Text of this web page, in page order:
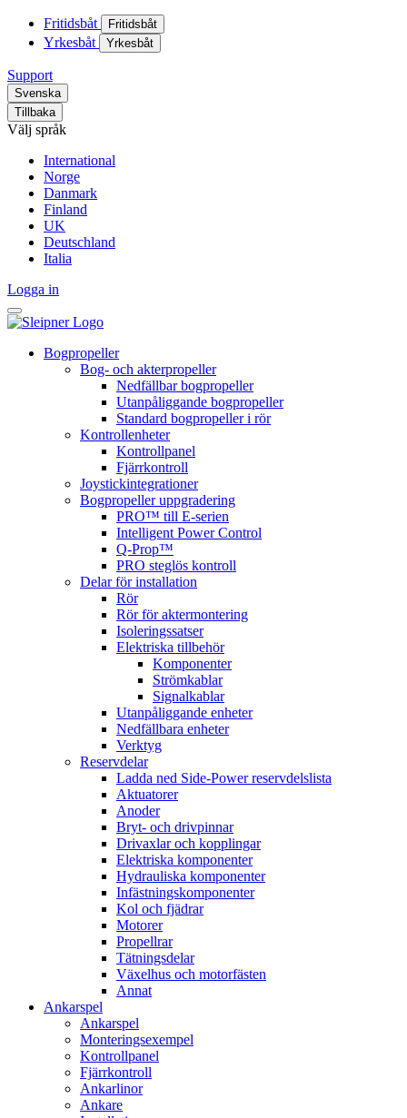
Fritidsbåt Fritidsbåt
Yrkesbåt Yrkesbåt
Support
Svenska
Tillbaka
Välj språk
International
Norge
Danmark
Finland
UK
Deutschland
Italia
Logga in
Bogpropeller
Bog- och akterpropeller
Nedfällbar bogpropeller
Utanpåliggande bogpropeller
Standard bogpropeller i rör
Kontrollenheter
Kontrollpanel
Fjärrkontroll
Joystickintegrationer
Bogpropeller uppgradering
PRO™ till E-serien
Intelligent Power Control
Q-Prop™
PRO steglös kontroll
Delar för installation
Rör
Rör för aktermontering
Isoleringssatser
Elektriska tillbehör
Komponenter
Strömkablar
Signalkablar
Utanpåliggande enheter
Nedfällbara enheter
Verktyg
Reservdelar
Ladda ned Side-Power reservdelslista
Aktuatorer
Anoder
Bryt- och drivpinnar
Drivaxlar och kopplingar
Elektriska komponenter
Hydrauliska komponenter
Infästningskomponenter
Kol och fjädrar
Motorer
Propellrar
Tätningsdelar
Växelhus och motorfästen
Annat
Ankarspel
Ankarspel
Monteringsexempel
Kontrollpanel
Fjärrkontroll
Ankarlinor
Ankare